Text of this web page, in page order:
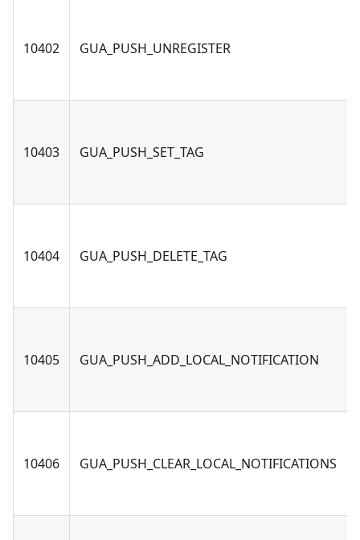
10402 GUA_PUSH_UNREGISTER
10403 GUA_PUSH_SET_TAG
10404 GUA_PUSH_DELETE_TAG
10405 GUA_PUSH_ADD_LOCAL_NOTIFICATION
10406 GUA_PUSH_CLEAR_LOCAL_NOTIFICATIONS